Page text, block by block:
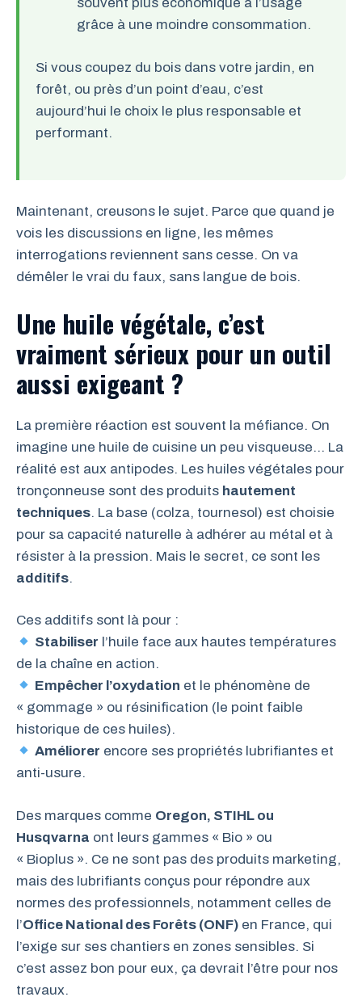
grâce à une moindre consommation.
Si vous coupez du bois dans votre jardin, en
forêt, ou près d’un point d’eau, c’est
aujourd’hui le choix le plus responsable et
performant.
Maintenant, creusons le sujet. Parce que quand je
vois les discussions en ligne, les mêmes
interrogations reviennent sans cesse. On va
démêler le vrai du faux, sans langue de bois.
Une huile végétale, c’est
vraiment sérieux pour un outil
aussi exigeant ?
La première réaction est souvent la méfiance. On
imagine une huile de cuisine un peu visqueuse… La
réalité est aux antipodes. Les huiles végétales pour
tronçonneuse sont des produits hautement
techniques. La base (colza, tournesol) est choisie
pour sa capacité naturelle à adhérer au métal et à
résister à la pression. Mais le secret, ce sont les
additifs.
Ces additifs sont là pour :
Stabiliser l’huile face aux hautes températures
de la chaîne en action.
Empêcher l’oxydation et le phénomène de
« gommage » ou résinification (le point faible
historique de ces huiles).
Améliorer encore ses propriétés lubrifiantes et
anti-usure.
Des marques comme Oregon, STIHL ou
Husqvarna ont leurs gammes « Bio » ou
« Bioplus ». Ce ne sont pas des produits marketing,
mais des lubrifiants conçus pour répondre aux
normes des professionnels, notamment celles de
l’Office National des Forêts (ONF) en France, qui
l’exige sur ses chantiers en zones sensibles. Si
c’est assez bon pour eux, ça devrait l’être pour nos
travaux.